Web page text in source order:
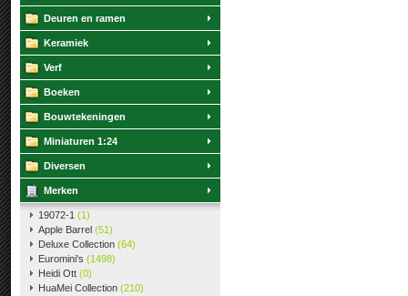
Deuren en ramen
Keramiek
Verf
Boeken
Bouwtekeningen
Miniaturen 1:24
Diversen
Merken
19072-1 (1)
Apple Barrel (51)
Deluxe Collection (64)
Euromini's (1498)
Heidi Ott (0)
HuaMei Collection (210)